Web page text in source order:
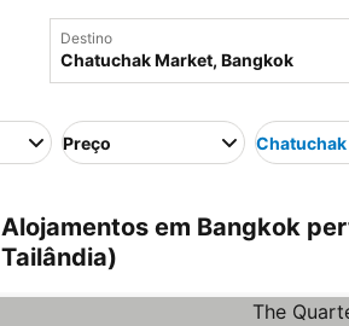
Destino
Preço
Alojamentos em Bangkok
Tailândia)